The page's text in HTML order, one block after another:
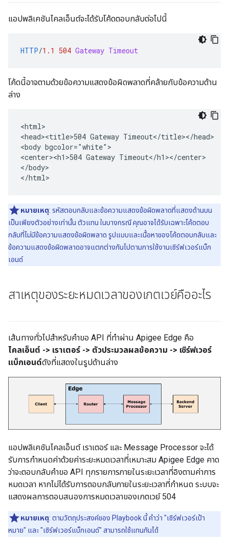
แอปพลิเคชันไคลเอ็นต์จะได้รับโค้ดตอบกลับต่อไปนี้
HTTP/1.1 504 Gateway Timeout
โค้ดนี้อาจตามด้วยข้อความแสดงข้อผิดพลาดที่คล้ายกับข้อความด้าน
ล่าง
<html>
<head><title>504 Gateway Timeout</title></head>
<body bgcolor="white">
<center><h1>504 Gateway Timeout</h1></center>
</body>
</html>
หมายเหตุ: รหัสตอบกลับและข้อความแสดงข้อผิดพลาดที่แสดงด้านบน
เป็นเพียงตัวอย่างเท่านั้น ตัวแทน ในบางกรณี คุณอาจได้รับเฉพาะโค้ดตอบ
กลับที่ไม่มีข้อความแสดงข้อผิดพลาด รูปแบบและเนื้อหาของโค้ดตอบกลับและ
ข้อความแสดงข้อผิดพลาดอาจแตกต่างกันไปตามการใช้งานเซิร์ฟเวอร์แบ็ก
เอนด์
สาเหตุของระยะหมดเวลาของเกตเวย์คืออะไร
เส้นทางทั่วไปสำหรับคำขอ API ที่ทำผ่าน Apigee Edge คือ
ไคลเอ็นต์ -> เราเตอร์ -> ตัวประมวลผลข้อความ -> เซิร์ฟเวอร์
แบ็กเอนด์ดังที่แสดงในรูปด้านล่าง
แอปพลิเคชันไคลเอ็นต์ เราเตอร์ และ Message Processor จะได้
รับการกำหนดค่าด้วยค่าระยะหมดเวลาที่เหมาะสม Apigee Edge คาด
ว่าจะตอบกลับคำขอ API ทุกรายการภายในระยะเวลาที่อิงตามค่าการ
หมดเวลา หากไม่ได้รับการตอบกลับภายในระยะเวลาที่กำหนด ระบบจะ
แสดงผลการตอบสนองการหมดเวลาของเกตเวย์ 504
หมายเหตุ: ตามวัตถุประสงค์ของ Playbook นี้ คำว่า "เซิร์ฟเวอร์เป้า
หมาย" และ "เซิร์ฟเวอร์แบ็กเอนด์" สามารถใช้แทนกันได้